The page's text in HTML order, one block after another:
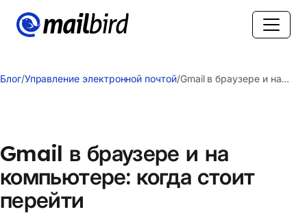
Блог/Управление электронной почтой/Gmail в браузере и на
Gmail в браузере и на
компьютере: когда стоит
перейти